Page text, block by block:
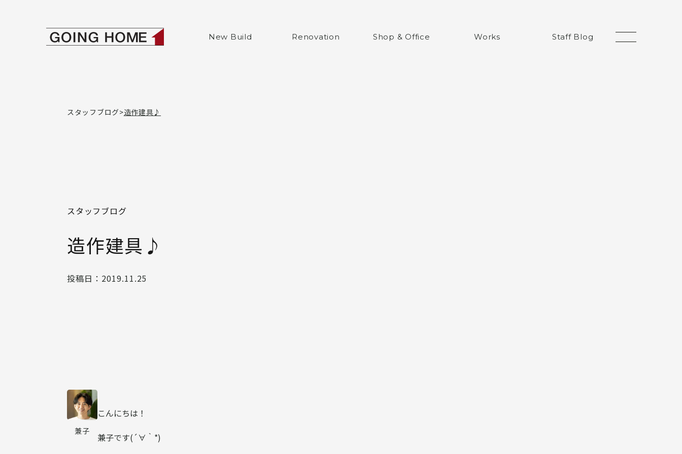
ゴーイングホームNew Build Renovation Shop & Office Works Staff Blog
スタッフブログ 造作建具♪
スタッフブログ
造作建具♪
投稿日： 2019.11.25
兼子
こんにちは！
兼子です(´∀｀*)